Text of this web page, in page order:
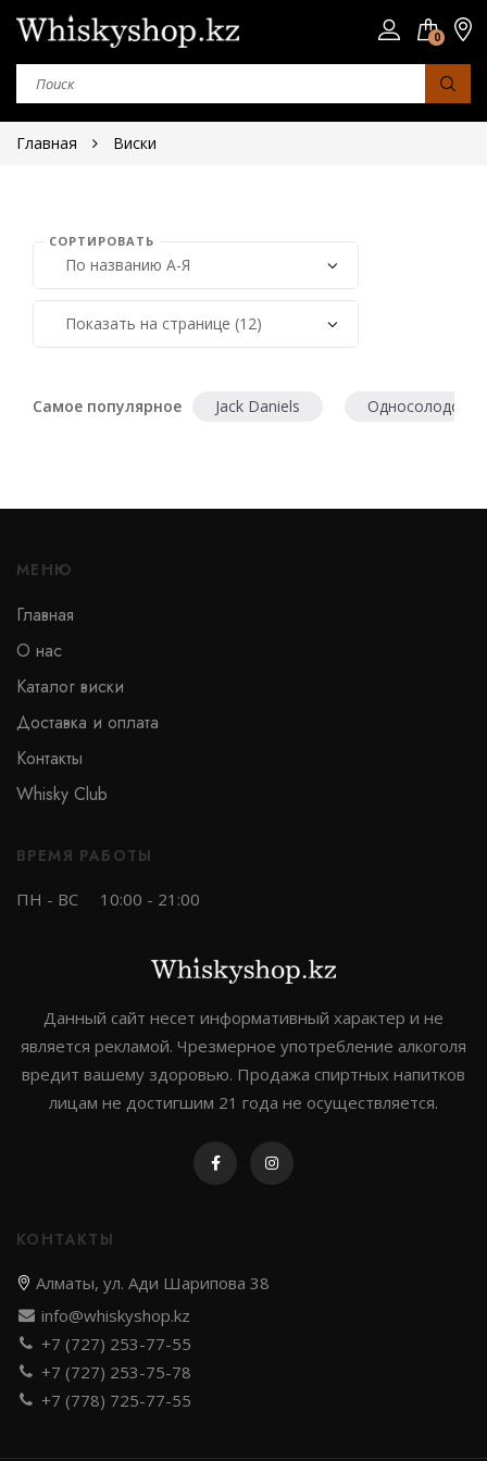
0
Главная Виски
СОРТИРОВАТЬ
Самое популярное Jack Daniels
МЕНЮ
Главная
О нас
Каталог виски
Доставка и оплата
Контакты
Whisky Club
ВРЕМЯ РАБОТЫ
ПН - ВС
10:00 - 21:00
Данный сайт несет информативный характер и не
является рекламой. Чрезмерное употребление алкоголя
вредит вашему здоровью. Продажа спиртных напитков
лицам не достигшим 21 года не осуществляется.
КОНТАКТЫ
Алматы, ул. Ади Шарипова 38
info@whiskyshop.kz
+7 (727) 253-77-55
+7 (727) 253-75-78
+7 (778) 725-77-55
Страна
Шотландия
Ирландия
Тип
Johnnie walker
Dewar`s
Green spot
Выдержка
8 лет
12 лет